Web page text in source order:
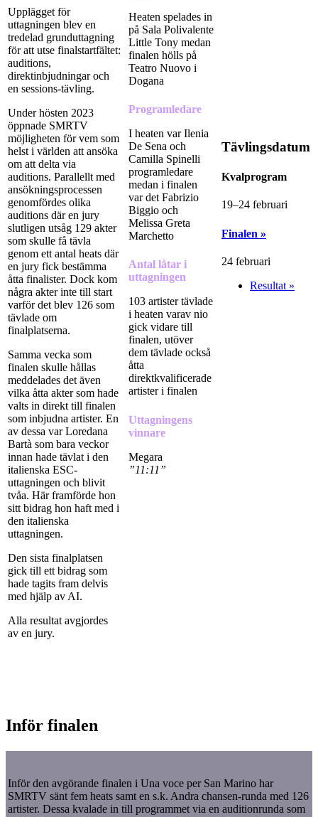
Upplägget för
uttagningen blev en
tredelad grunduttagning
för att utse finalstartfältet:
auditions,
direktinbjudningar och
en sessions-tävling.
Under hösten 2023
öppnade SMRTV
möjligheten för vem som
helst i världen att ansöka
om att delta via
auditions. Parallellt med
ansökningsprocessen
genomfördes olika
auditions där en jury
slutligen utsåg 129 akter
som skulle få tävla
genom ett antal heats där
en jury fick bestämma
åtta finalister. Dock kom
några akter inte till start
varför det blev 126 som
tävlade om
finalplatserna.
Samma vecka som
finalen skulle hållas
meddelades det även
vilka åtta akter som hade
valts in direkt till finalen
som inbjudna artister. En
av dessa var Loredana
Bartà som bara veckor
innan hade tävlat i den
italienska ESC-
uttagningen och blivit
tvåa. Här framförde hon
sitt bidrag hon haft med i
den italienska
uttagningen.
Den sista finalplatsen
gick till ett bidrag som
hade tagits fram delvis
med hjälp av AI.
Alla resultat avgjordes
av en jury.
Heaten spelades in
på Sala Polivalente
Little Tony medan
finalen hölls på
Teatro Nuovo i
Dogana
Programledare
I heaten var Ilenia
De Sena och
Camilla Spinelli
programledare
medan i finalen
var det Fabrizio
Biggio och
Melissa Greta
Marchetto
Antal låtar i
uttagningen
103 artister tävlade
i heaten varav nio
gick vidare till
finalen, utöver
dem tävlade också
åtta
direktkvalificerade
artister i finalen
Uttagningens
vinnare
Megara
”11:11”
Tävlingsdatum
Kvalprogram
19–24 februari
Finalen »
24 februari
Resultat »
Inför finalen
Inför den avgörande finalen i Una voce per San Marino har
SMRTV sänt fem heats samt en s.k. Andra chansen-runda med 126
artister. Dessa kvalade in till programmet via en auditionrunda som